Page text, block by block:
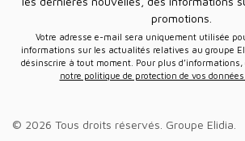
promotions.
Votre adresse e-mail sera uniquement utilisée pour vous envoyer des
informations sur les actualités relatives au groupe
désinscrire à tout moment. Pour plus d’informations,
notre politique de protection de vos
© 2026 Tous droits réservés. Groupe Elidia